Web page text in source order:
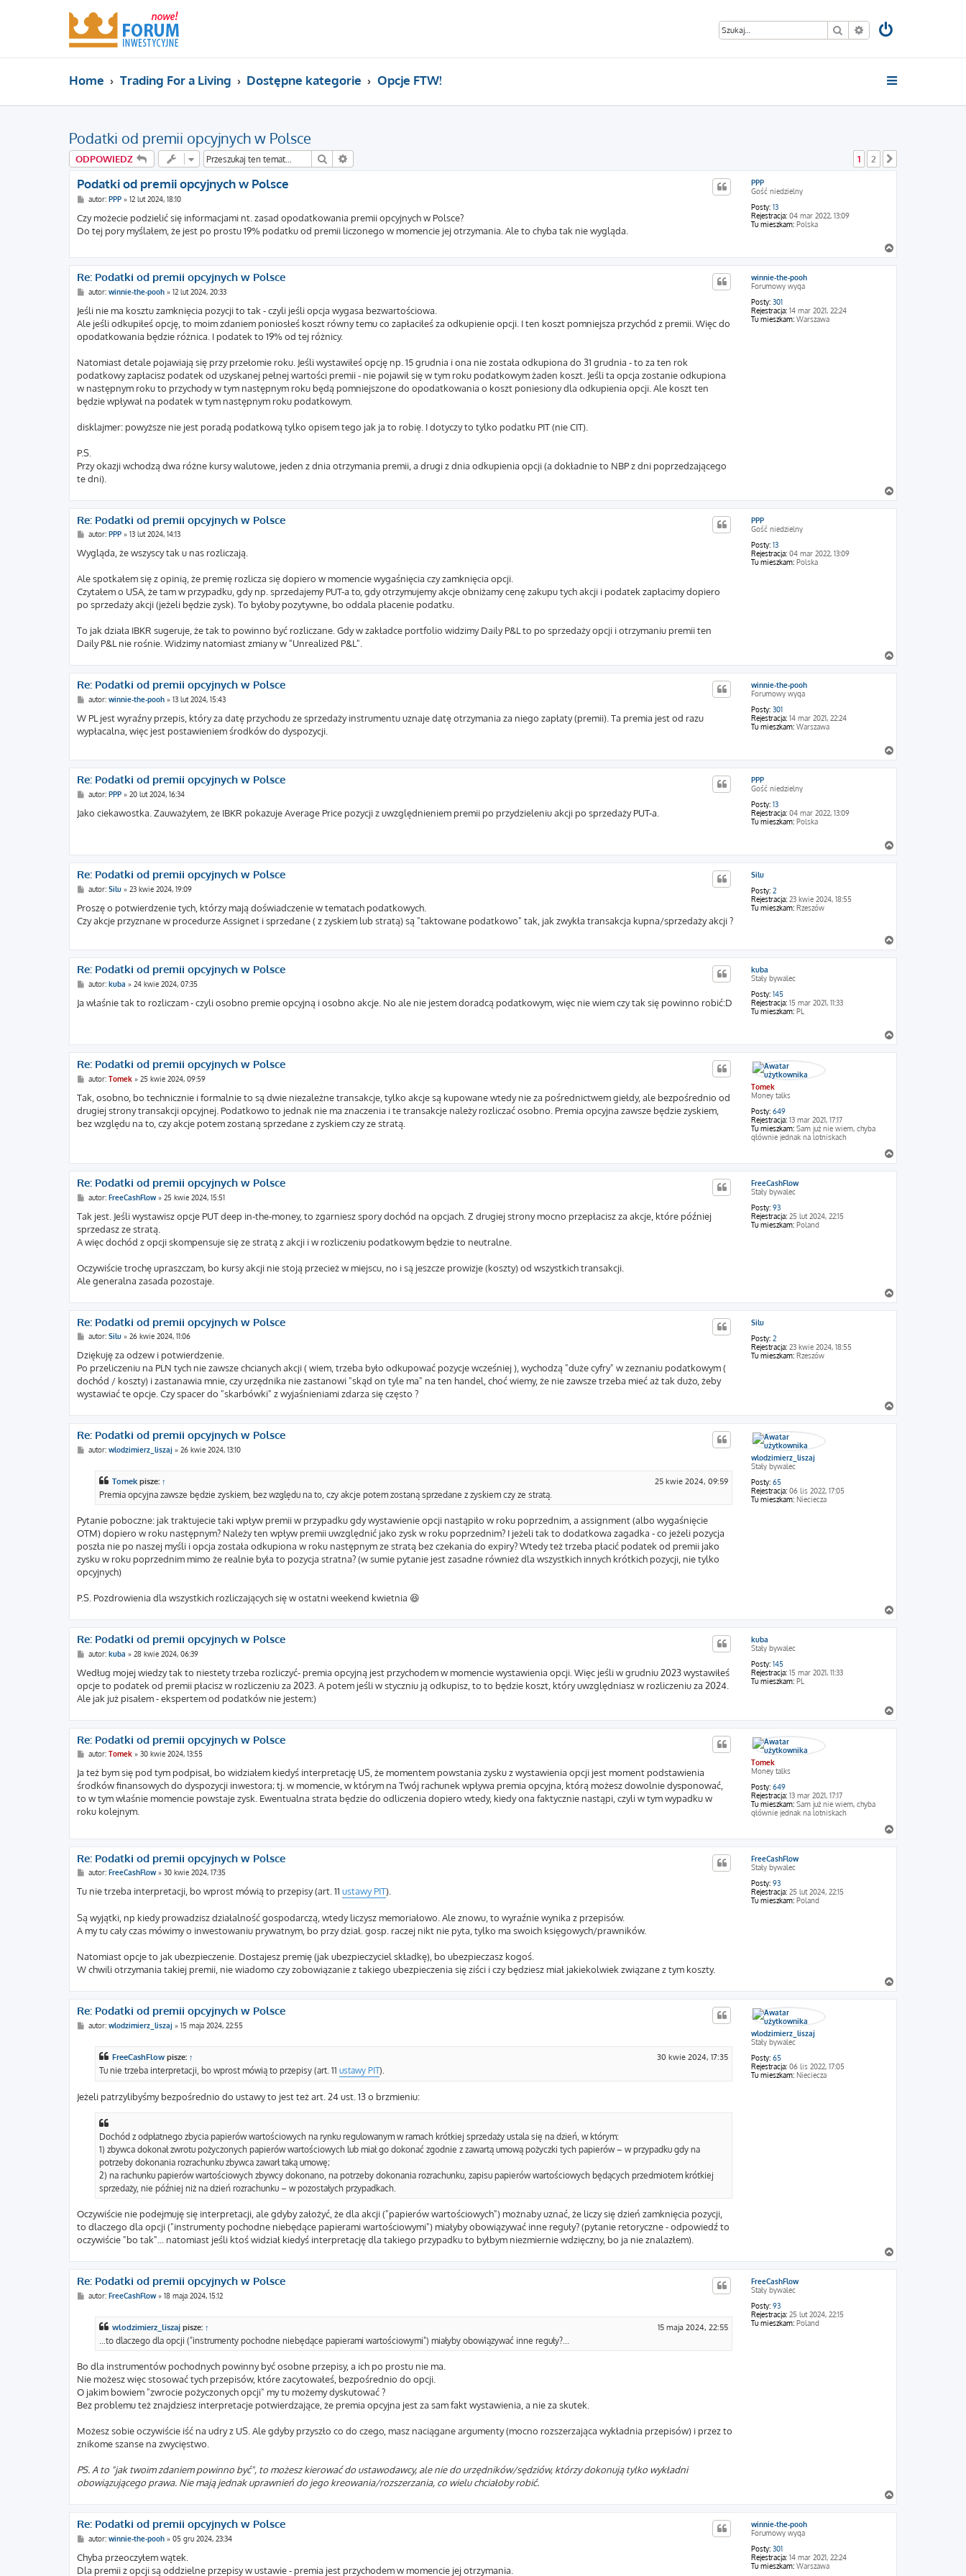
Szukaj Wyszukiwanie
Home Trading For a Living Dostępne kategorie Opcje FTW!
Podatki od premii opcyjnych w Polsce
ODPOWIEDZ Szukaj 1 2
PPP
Gość niedzielny
Posty: 13
Rejestracja: 04 mar 2022, 13:09
Tu mieszkam: Polska
Podatki od premii opcyjnych w Polsce
P
s
t
autor: PPP» 12 lut 2024, 18:10
Czy możecie podzielić się informacjami nt. zasad opodatkowania premii opcyjnych w Polsce?
Do tej pory myślałem, że jest po prostu 19% podatku od premii liczonego w momencie jej otrzymania. Ale to chyba tak nie wygląda.
a
g
winnie-the-pooh
Forumowy wyga
Posty: 301
Rejestracja: 14 mar 2021, 22:24
Tu mieszkam: Warszawa
Re: Podatki od premii opcyjnych w Polsce
P
s
t
autor: winnie-the-pooh» 12 lut 2024, 20:33
Jeśli nie ma kosztu zamknięcia pozycji to tak - czyli jeśli opcja wygasa bezwartościowa.
Ale jeśli odkupiłeś opcję, to moim zdaniem poniosłeś koszt równy temu co zapłaciłeś za odkupienie opcji. I ten koszt pomniejsza przychód z premii. Więc do
opodatkowania będzie różnica. I podatek to 19% od tej różnicy.
Natomiast detale pojawiają się przy przełomie roku. Jeśli wystawiłeś opcję np. 15 grudnia i ona nie została odkupiona do 31 grudnia - to za ten rok
podatkowy zapłacisz podatek od uzyskanej pełnej wartości premii - nie pojawił się w tym roku podatkowym żaden koszt. Jeśli ta opcja zostanie odkupiona
w następnym roku to przychody w tym następnym roku będą pomniejszone do opodatkowania o koszt poniesiony dla odkupienia opcji. Ale koszt ten
będzie wpływał na podatek w tym następnym roku podatkowym.
disklajmer: powyższe nie jest poradą podatkową tylko opisem tego jak ja to robię. I dotyczy to tylko podatku PIT (nie CIT).
P.S.
Przy okazji wchodzą dwa różne kursy walutowe, jeden z dnia otrzymania premii, a drugi z dnia odkupienia opcji (a dokładnie to NBP z dni poprzedzającego
te dni).
a
g
PPP
Gość niedzielny
Posty: 13
Rejestracja: 04 mar 2022, 13:09
Tu mieszkam: Polska
Re: Podatki od premii opcyjnych w Polsce
P
s
t
autor: PPP» 13 lut 2024, 14:13
Wygląda, że wszyscy tak u nas rozliczają.
Ale spotkałem się z opinią, że premię rozlicza się dopiero w momencie wygaśnięcia czy zamknięcia opcji.
Czytałem o USA, że tam w przypadku, gdy np. sprzedajemy PUT-a to, gdy otrzymujemy akcje obniżamy cenę zakupu tych akcji i podatek zapłacimy dopiero
po sprzedaży akcji (jeżeli będzie zysk). To byłoby pozytywne, bo oddala płacenie podatku.
To jak działa IBKR sugeruje, że tak to powinno być rozliczane. Gdy w zakładce portfolio widzimy Daily P&L to po sprzedaży opcji i otrzymaniu premii ten
Daily P&L nie rośnie. Widzimy natomiast zmiany w "Unrealized P&L".
a
g
winnie-the-pooh
Forumowy wyga
Posty: 301
Rejestracja: 14 mar 2021, 22:24
Tu mieszkam: Warszawa
Re: Podatki od premii opcyjnych w Polsce
P
s
autor: winnie-the-pooh» 13 lut 2024, 15:43
W PL jest wyraźny przepis, który za datę przychodu ze sprzedaży instrumentu uznaje datę otrzymania za niego zapłaty (premii). Ta premia jest od razu
wypłacalna, więc jest postawieniem środków do dyspozycji.
a
g
PPP
Gość niedzielny
Posty: 13
Rejestracja: 04 mar 2022, 13:09
Tu mieszkam: Polska
Re: Podatki od premii opcyjnych w Polsce
P
s
t
autor: PPP» 20 lut 2024, 16:34
Jako ciekawostka. Zauważyłem, że IBKR pokazuje Average Price pozycji z uwzględnieniem premii po przydzieleniu akcji po sprzedaży PUT-a.
a
g
Silu
Posty: 2
Rejestracja: 23 kwie 2024, 18:55
Tu mieszkam: Rzeszów
Re: Podatki od premii opcyjnych w Polsce
P
s
t
autor: Silu» 23 kwie 2024, 19:09
Proszę o potwierdzenie tych, którzy mają doświadczenie w tematach podatkowych.
Czy akcje przyznane w procedurze Assignet i sprzedane ( z zyskiem lub stratą) są "taktowane podatkowo" tak, jak zwykła transakcja kupna/sprzedaży akcji ?
a
g
kuba
Stały bywalec
Posty: 145
Rejestracja: 15 mar 2021, 11:33
Tu mieszkam: PL
Re: Podatki od premii opcyjnych w Polsce
P
s
autor: kuba » 24 kwie 2024, 07:35
Ja właśnie tak to rozliczam - czyli osobno premie opcyjną i osobno akcje. No ale nie jestem doradcą podatkowym, więc nie wiem czy tak się powinno robić:D
a
g
Tomek
Money talks
Posty: 649
Rejestracja: 13 mar 2021, 17:17
Tu mieszkam: Sam już nie wiem, chyba
głównie jednak na lotniskach
Re: Podatki od premii opcyjnych w Polsce
P
s
t
autor: Tomek» 25 kwie 2024, 09:59
Tak, osobno, bo technicznie i formalnie to są dwie niezależne transakcje, tylko akcje są kupowane wtedy nie za pośrednictwem giełdy, ale bezpośrednio od
drugiej strony transakcji opcyjnej. Podatkowo to jednak nie ma znaczenia i te transakcje należy rozliczać osobno. Premia opcyjna zawsze będzie zyskiem,
bez względu na to, czy akcje potem zostaną sprzedane z zyskiem czy ze stratą.
a
g
FreeCashFlow
Stały bywalec
Posty: 93
Rejestracja: 25 lut 2024, 22:15
Tu mieszkam: Poland
Re: Podatki od premii opcyjnych w Polsce
P
s
t
autor: FreeCashFlow» 25 kwie 2024, 15:51
Tak jest. Jeśli wystawisz opcje PUT deep in-the-money, to zgarniesz spory dochód na opcjach. Z drugiej strony mocno przepłacisz za akcje, które później
sprzedasz ze stratą.
A więc dochód z opcji skompensuje się ze stratą z akcji i w rozliczeniu podatkowym będzie to neutralne.
Oczywiście trochę upraszczam, bo kursy akcji nie stoją przecież w miejscu, no i są jeszcze prowizje (koszty) od wszystkich transakcji.
Ale generalna zasada pozostaje.
a
g
Silu
Posty: 2
Rejestracja: 23 kwie 2024, 18:55
Tu mieszkam: Rzeszów
Re: Podatki od premii opcyjnych w Polsce
P
s
t
autor: Silu» 26 kwie 2024, 11:06
Dziękuję za odzew i potwierdzenie.
Po przeliczeniu na PLN tych nie zawsze chcianych akcji ( wiem, trzeba było odkupować pozycje wcześniej ), wychodzą "duże cyfry" w zeznaniu podatkowym (
dochód / koszty) i zastanawia mnie, czy urzędnika nie zastanowi "skąd on tyle ma" na ten handel, choć wiemy, że nie zawsze trzeba mieć aż tak dużo, żeby
wystawiać te opcje. Czy spacer do "skarbówki" z wyjaśnieniami zdarza się często ?
a
g
wlodzimierz_liszaj
Stały bywalec
Posty: 65
Rejestracja: 06 lis 2022, 17:05
Tu mieszkam: Nieciecza
Re: Podatki od premii opcyjnych w Polsce
Pautor: wlodzimierz_liszaj » 26 kwie 2024, 13:10
Tomek pisze: ↑ 25 kwie 2024, 09:59
Premia opcyjna zawsze będzie zyskiem, bez względu na to, czy akcje potem zostaną sprzedane z zyskiem czy ze stratą.
Pytanie poboczne: jak traktujecie taki wpływ premii w przypadku gdy wystawienie opcji nastąpiło w roku poprzednim, a assignment (albo wygaśnięcie
OTM) dopiero w roku następnym? Należy ten wpływ premii uwzględnić jako zysk w roku poprzednim? I jeżeli tak to dodatkowa zagadka - co jeżeli pozycja
poszła nie po naszej myśli i opcja została odkupiona w roku następnym ze stratą bez czekania do expiry? Wtedy też trzeba płacić podatek od premii jako
zysku w roku poprzednim mimo że realnie była to pozycja stratna? (w sumie pytanie jest zasadne również dla wszystkich innych krótkich pozycji, nie tylko
opcyjnych)
P.S. Pozdrowienia dla wszystkich rozliczających się w ostatni weekend kwietnia 😆
a
g
kuba
Stały bywalec
Posty: 145
Rejestracja: 15 mar 2021, 11:33
Tu mieszkam: PL
Re: Podatki od premii opcyjnych w Polsce
P
s
t
autor: kuba » 28 kwie 2024, 06:39
Według mojej wiedzy tak to niestety trzeba rozliczyć- premia opcyjną jest przychodem w momencie wystawienia opcji. Więc jeśli w grudniu 2023 wystawiłeś
opcje to podatek od premii płacisz w rozliczeniu za 2023. A potem jeśli w styczniu ją odkupisz, to to będzie koszt, który uwzględniasz w rozliczeniu za 2024.
Ale jak już pisałem - ekspertem od podatków nie jestem:)
a
g
Tomek
Money talks
Posty: 649
Rejestracja: 13 mar 2021, 17:17
Tu mieszkam: Sam już nie wiem, chyba
głównie jednak na lotniskach
Re: Podatki od premii opcyjnych w Polsce
P
s
t
autor: Tomek» 30 kwie 2024, 13:55
Ja też bym się pod tym podpisał, bo widziałem kiedyś interpretację US, że momentem powstania zysku z wystawienia opcji jest moment podstawienia
środków finansowych do dyspozycji inwestora; tj. w momencie, w którym na Twój rachunek wpływa premia opcyjna, którą możesz dowolnie dysponować,
to w tym właśnie momencie powstaje zysk. Ewentualna strata będzie do odliczenia dopiero wtedy, kiedy ona faktycznie nastąpi, czyli w tym wypadku w
roku kolejnym.
a
g
FreeCashFlow
Stały bywalec
Posty: 93
Rejestracja: 25 lut 2024, 22:15
Tu mieszkam: Poland
Re: Podatki od premii opcyjnych w Polsce
P
s
t
autor: FreeCashFlow» 30 kwie 2024, 17:35
Tu nie trzeba interpretacji, bo wprost mówią to przepisy (art. 11 ustawy PIT).
Są wyjątki, np kiedy prowadzisz działalność gospodarczą, wtedy liczysz memoriałowo. Ale znowu, to wyraźnie wynika z przepisów.
A my tu cały czas mówimy o inwestowaniu prywatnym, bo przy dział. gosp. raczej nikt nie pyta, tylko ma swoich księgowych/prawników.
Natomiast opcje to jak ubezpieczenie. Dostajesz premię (jak ubezpieczyciel składkę), bo ubezpieczasz kogoś.
W chwili otrzymania takiej premii, nie wiadomo czy zobowiązanie z takiego ubezpieczenia się ziści i czy będziesz miał jakiekolwiek związane z tym koszty.
a
g
wlodzimierz_liszaj
Stały bywalec
Posty: 65
Rejestracja: 06 lis 2022, 17:05
Tu mieszkam: Nieciecza
Re: Podatki od premii opcyjnych w Polsce
Pautor: wlodzimierz_liszaj » 15 maja 2024, 22:55
FreeCashFlow pisze: ↑ 30 kwie 2024, 17:35
Tu nie trzeba interpretacji, bo wprost mówią to przepisy (art. 11 ustawy PIT).
Jeżeli patrzylibyśmy bezpośrednio do ustawy to jest też art. 24 ust. 13 o brzmieniu:
Dochód z odpłatnego zbycia papierów wartościowych na rynku regulowanym w ramach krótkiej sprzedaży ustala się na dzień, w którym:
1) zbywca dokonał zwrotu pożyczonych papierów wartościowych lub miał go dokonać zgodnie z zawartą umową pożyczki tych papierów – w przypadku gdy na
potrzeby dokonania rozrachunku zbywca zawarł taką umowę;
2) na rachunku papierów wartościowych zbywcy dokonano, na potrzeby dokonania rozrachunku, zapisu papierów wartościowych będących przedmiotem krótkiej
sprzedaży, nie później niż na dzień rozrachunku – w pozostałych przypadkach.
Oczywiście nie podejmuję się interpretacji, ale gdyby założyć, że dla akcji ("papierów wartościowych") możnaby uznać, że liczy się dzień zamknięcia pozycji,
to dlaczego dla opcji ("instrumenty pochodne niebędące papierami wartościowymi") miałyby obowiązywać inne reguły? (pytanie retoryczne - odpowiedź to
oczywiście "bo tak"... natomiast jeśli ktoś widział kiedyś interpretację dla takiego przypadku to byłbym niezmiernie wdzięczny, bo ja nie znalazłem).
a
g
FreeCashFlow
Stały bywalec
Posty: 93
Rejestracja: 25 lut 2024, 22:15
Tu mieszkam: Poland
Re: Podatki od premii opcyjnych w Polsce
Pautor: FreeCashFlow» 18 maja 2024, 15:12
wlodzimierz_liszaj pisze: ↑ 15 maja 2024, 22:55
...to dlaczego dla opcji ("instrumenty pochodne niebędące papierami wartościowymi") miałyby obowiązywać inne reguły?...
Bo dla instrumentów pochodnych powinny być osobne przepisy, a ich po prostu nie ma.
Nie możesz więc stosować tych przepisów, które zacytowałeś, bezpośrednio do opcji.
O jakim bowiem "zwrocie pożyczonych opcji" my tu możemy dyskutować ?
Bez problemu też znajdziesz interpretacje potwierdzające, że premia opcyjna jest za sam fakt wystawienia, a nie za skutek.
Możesz sobie oczywiście iść na udry z US. Ale gdyby przyszło co do czego, masz naciągane argumenty (mocno rozszerzająca wykładnia przepisów) i przez to
znikome szanse na zwycięstwo.
PS. A to "jak twoim zdaniem powinno być", to możesz kierować do ustawodawcy, ale nie do urzędników/sędziów, którzy dokonują tylko wykładni
obowiązującego prawa. Nie mają jednak uprawnień do jego kreowania/rozszerzania, co wielu chciałoby robić.
a
g
winnie-the-pooh
Forumowy wyga
Posty: 301
Rejestracja: 14 mar 2021, 22:24
Tu mieszkam: Warszawa
Re: Podatki od premii opcyjnych w Polsce
P
s
t
autor: winnie-the-pooh» 05 gru 2024, 23:34
Chyba przeoczyłem wątek.
Dla premii z opcji są oddzielne przepisy w ustawie - premia jest przychodem w momencie jej otrzymania.